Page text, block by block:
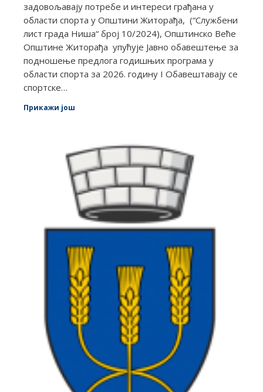
задовољавају потребе и интереси грађана у
области спорта у Општини Житорађа, (“Службени
лист града Ниша“ број 10/2024), Општинско Веће
Општине Житорађа упућује Јавно обавештење за
подношење предлога годишњих програма у
области спорта за 2026. годину I Обавештавају се
спортске…
Прикажи још